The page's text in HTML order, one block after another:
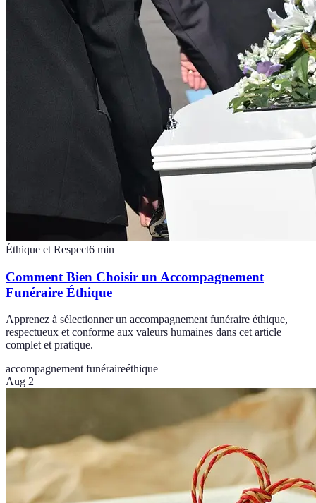
Éthique et Respect6 min
Comment Bien Choisir un Accompagnement
Funéraire Éthique
Apprenez à sélectionner un accompagnement funéraire éthique,
respectueux et conforme aux valeurs humaines dans cet article
complet et pratique.
accompagnement funéraireéthique
Aug 2